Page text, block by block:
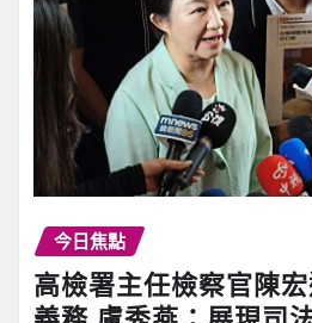
今日焦點
高檢署主任檢察官陳